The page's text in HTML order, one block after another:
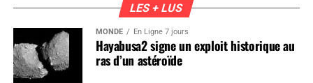
LES + LUS
MONDE En Ligne 7 jours
Hayabusa2 signe un exploit historique au
ras d’un astéroïde